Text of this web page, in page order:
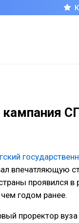
впечатляющую
проявился в
годом ранее.
проректор